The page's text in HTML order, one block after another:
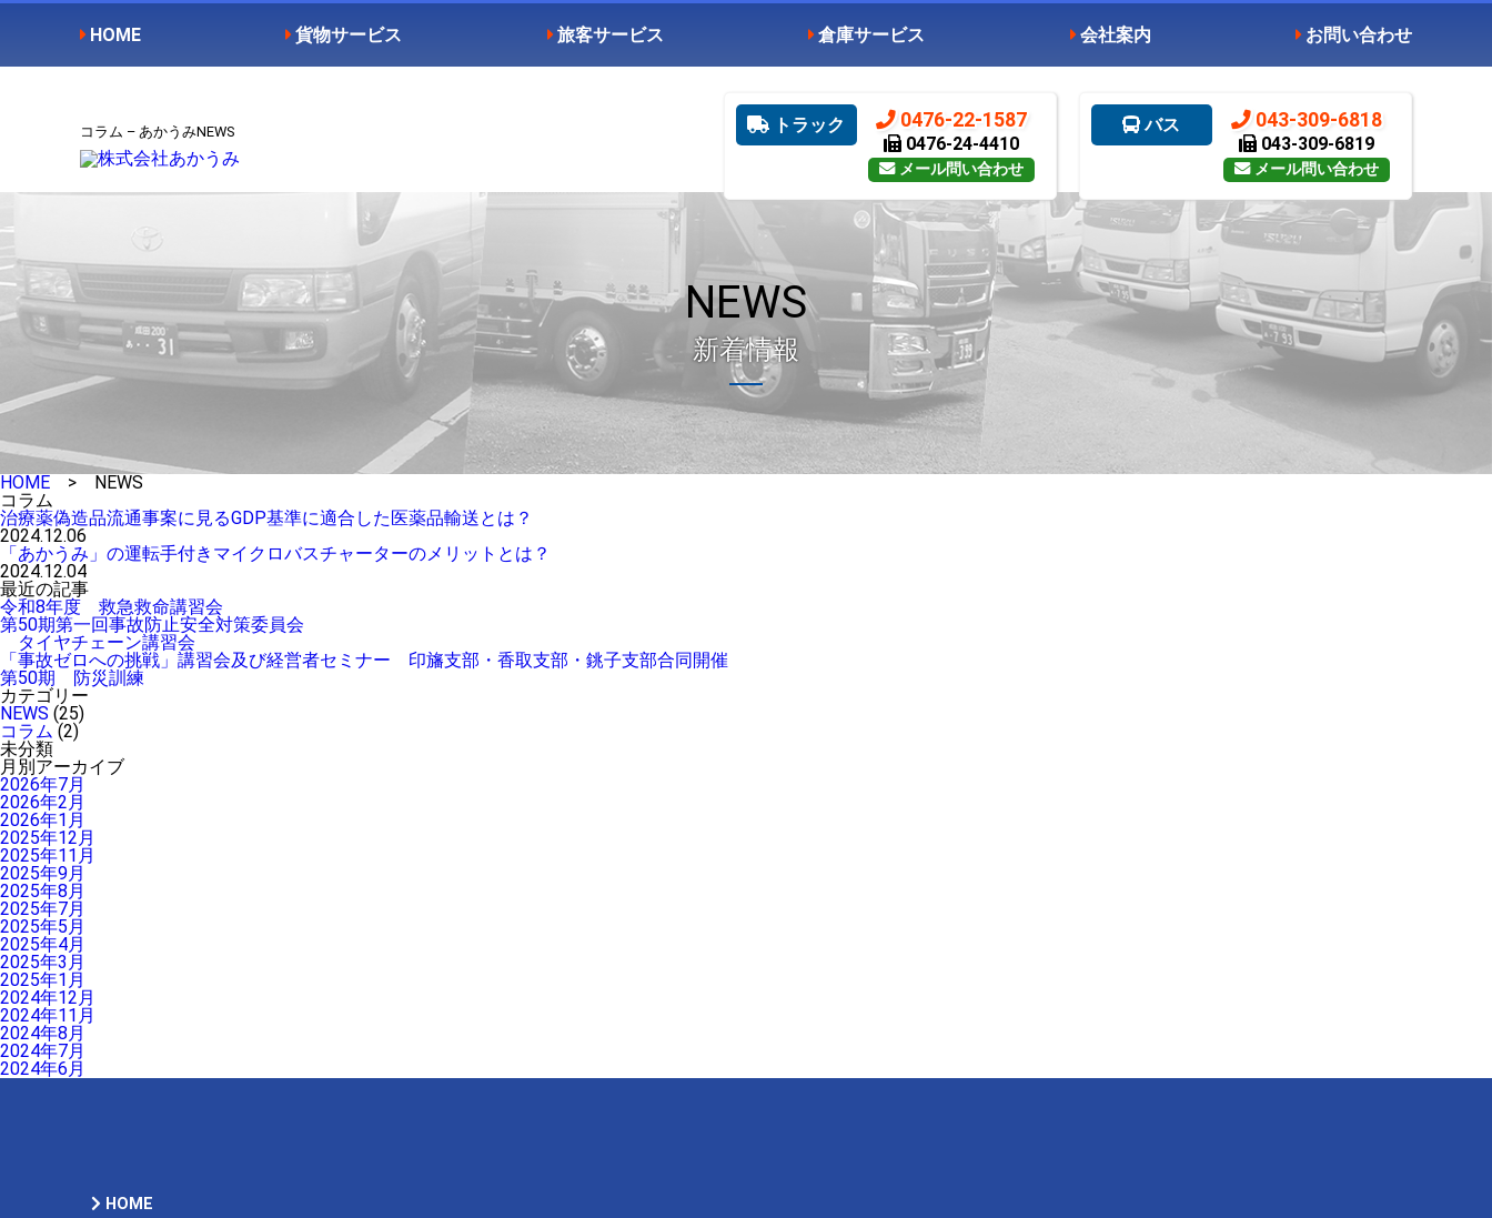
HOME 貨物サービス 旅客サービス 倉庫サービス 会社案内 お問い合わせ
コラム – あかうみNEWS トラック 0476-22-1587
0476-24-4410
メール問い合わせ
バス 043-309-6818
043-309-6819
メール問い合わせ
NEWS
新着情報
HOME > NEWS
コラム
治療薬偽造品流通事案に見るGDP基準に適合した医薬品輸送とは？
2024.12.06
「あかうみ」の運転手付きマイクロバスチャーターのメリットとは？
2024.12.04
最近の記事
令和8年度 救急救命講習会
第50期第一回事故防止安全対策委員会
タイヤチェーン講習会
「事故ゼロへの挑戦」講習会及び経営者セミナー 印旛支部・香取支部・銚子支部合同開催
第50期 防災訓練
カテゴリー
NEWS (25)
コラム (2)
未分類
月別アーカイブ
2026年7月
2026年2月
2026年1月
2025年12月
2025年11月
2025年9月
2025年8月
2025年7月
2025年5月
2025年4月
2025年3月
2025年1月
2024年12月
2024年11月
2024年8月
2024年7月
2024年6月
HOME